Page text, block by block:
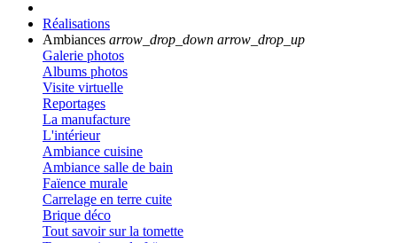
Réalisations
Ambiances arrow_drop_down arrow_drop_up
Galerie photos
Albums photos
Visite virtuelle
Reportages
La manufacture
L'intérieur
Ambiance cuisine
Ambiance salle de bain
Faïence murale
Carrelage en terre cuite
Brique déco
Tout savoir sur la tomette